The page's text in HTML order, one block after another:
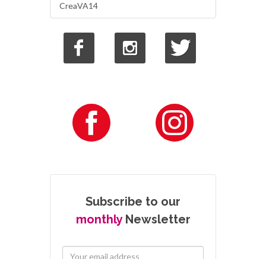
CreaVA14
Subscribe to our
monthlyNewsletter